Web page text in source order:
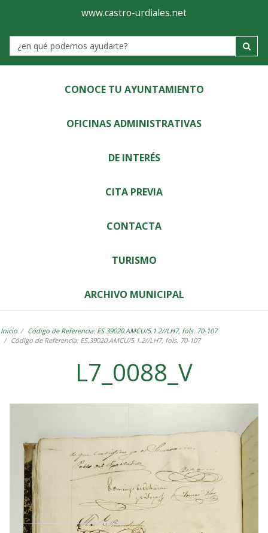
Ayuntamiento
de
Castro-
Urdiales
www.castro-urdiales.net
Label
CONOCE TU AYUNTAMIENTO
OFICINAS ADMINISTRATIVAS
DE INTERÉS
CITA PREVIA
CONTACTA
TURISMO
ARCHIVO MUNICIPAL
Inicio
Código de Referencia: ES.39020.AMCU/5.1.2//LH7, fols. 70-107
Código de Referencia: ES.39020.AMCU/5.1.2//LH7, fols. 70-107
L7_0088_V